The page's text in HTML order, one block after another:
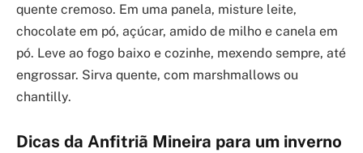
quente cremoso. Em uma panela, misture leite,
chocolate em pó, açúcar, amido de milho e canela em
pó. Leve ao fogo baixo e cozinhe, mexendo sempre, até
engrossar. Sirva quente, com marshmallows ou
chantilly.
Dicas da Anfitriã Mineira para um inverno